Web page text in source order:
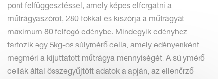
pont felfüggesztéssel, amely képes elforgatni a
műtrágyaszórót, 280 fokkal és kiszórja a műtrágyát
maximum 80 felfogó edénybe. Mindegyik edényhez
tartozik egy 5kg-os súlymérő cella, amely edényenként
megméri a kijuttatott műtrágya mennyiségét. A súlymérő
cellák által összegyűjtött adatok alapján, az ellenőrző